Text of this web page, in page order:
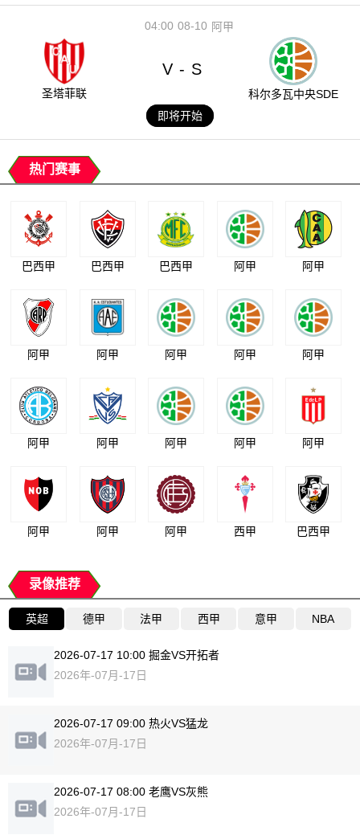
08-10
04:00 阿甲
圣塔菲联
V - S
科尔多瓦中央SDE
即将开始
热门赛事
巴西甲 巴西甲 巴西甲 阿甲 阿甲
阿甲 阿甲 阿甲 阿甲 阿甲
阿甲 阿甲 阿甲 阿甲 阿甲
阿甲 阿甲 阿甲 西甲 巴西甲
录像推荐
英超 德甲 法甲 西甲 意甲 NBA
2026-07-17 10:00 掘金VS开拓者
2026年-07月-17日
2026-07-17 09:00 热火VS猛龙
2026年-07月-17日
2026-07-17 08:00 老鹰VS灰熊
2026年-07月-17日